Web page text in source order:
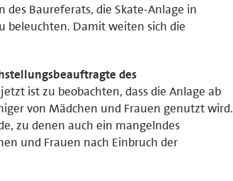
des Baureferats, die Skate-Anlage in
beleuchten. Damit weiten sich die
des
jetzt ist zu beobachten, dass die Anlage ab
von Mädchen und Frauen genutzt wird.
zu denen auch ein mangelndes
und Frauen nach Einbruch der